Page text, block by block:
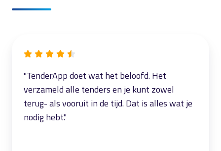
"TenderApp doet wat het beloofd. Het
verzameld alle tenders en je kunt zowel
terug- als vooruit in de tijd. Dat is alles wat je
nodig hebt."